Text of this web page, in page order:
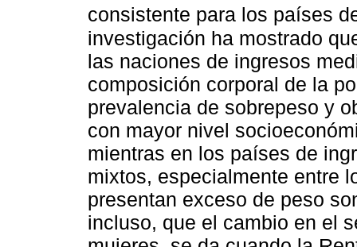
consistente para los países
investigación ha mostrado
las naciones de ingresos
composición corporal de la
prevalencia de sobrepeso y
con mayor nivel
mientras en los países de
mixtos, especialmente entre
presentan exceso de peso
incluso, que el cambio en el